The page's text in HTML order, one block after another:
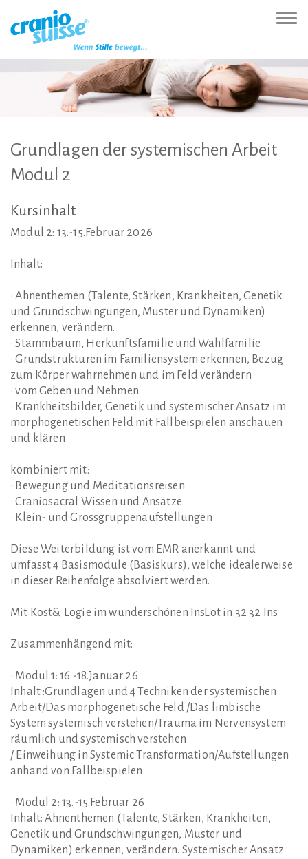
(Accesskey
Hauptnavigation
(Accesskey
Inhalt
(Accesskey
Sprachumschaltung
(Accesskey
Grundlagen dersystemischen Arbeit
Modul 2
Kursinhalt
Modul 2: 13.-15.Februar 2026
Inhalt:
• Ahnenthemen (Talente, Stärken, Krankheiten, Genetik
und Grundschwingungen, Muster und Dynamiken)
erkennen, verändern.
• Stammbaum, Herkunftsfamilie und Wahlfamilie
• Grundstrukturen im Familiensystem erkennen, Bezug
zum Körper wahrnehmen und im Feld verändern
• vom Geben und Nehmen
• Krankheitsbilder, Genetik und systemischer Ansatz im
morphogenetischen Feld mit Fallbeispielen anschauen
und klären
kombiniert mit:
• Bewegung und Meditationsreisen
• Craniosacral Wissen und Ansätze
• Klein- und Grossgruppenaufstellungen
Diese Weiterbildung ist vom EMR anerkannt und
umfasst 4 Basismodule (Basiskurs), welche idealerweise
in dieser Reihenfolge absolviert werden.
Mit Kost& Logie im wunderschönen InsLot in 32 32 Ins
Zusammenhängend mit:
• Modul 1: 16.-18.Januar 26
Inhalt :Grundlagen und 4 Techniken der systemischen
Arbeit/Das morphogenetische Feld /Das limbische
System systemisch verstehen/Trauma im Nervensystem
räumlich und systemisch verstehen
/ Einweihung in Systemic Transformation/Aufstellungen
anhand von Fallbeispielen
• Modul 2: 13.-15.Februar 26
Inhalt: Ahnenthemen (Talente, Stärken, Krankheiten,
Genetik und Grundschwingungen, Muster und
Dynamiken) erkennen, verändern. Systemischer Ansatz